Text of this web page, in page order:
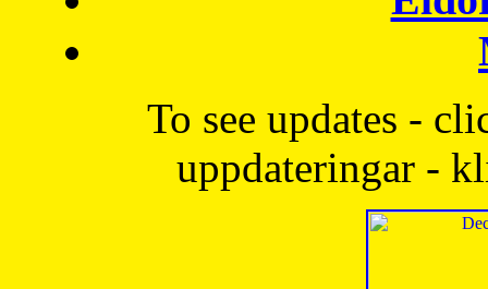
To see updates -
uppdateringar -